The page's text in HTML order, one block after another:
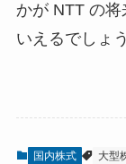
かが NTT の
いえるでしょう
国内株式 大型